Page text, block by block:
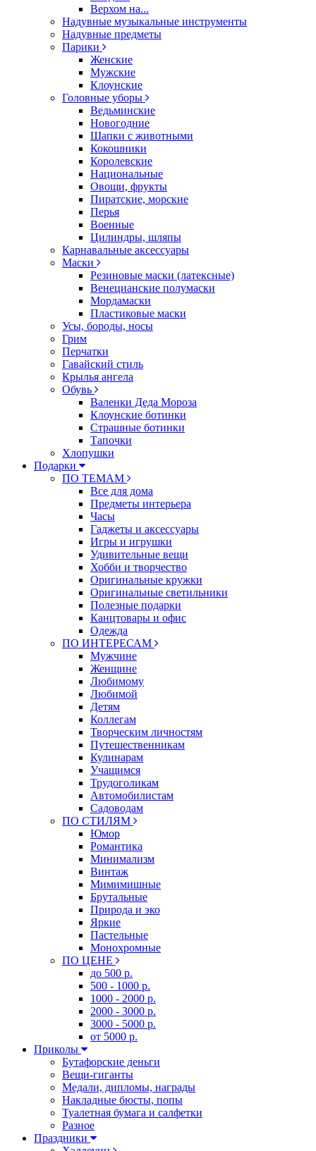
Верхом на...
Надувные музыкальные инструменты
Надувные предметы
Парики
Женские
Мужские
Клоунские
Головные уборы
Ведьминские
Новогодние
Шапки с животными
Кокошники
Королевские
Национальные
Овощи, фрукты
Пиратские, морские
Перья
Военные
Цилиндры, шляпы
Карнавальные аксессуары
Маски
Резиновые маски (латексные)
Венецианские полумаски
Мордамаски
Пластиковые маски
Усы, бороды, носы
Грим
Перчатки
Гавайский стиль
Крылья ангела
Обувь
Валенки Деда Мороза
Клоунские ботинки
Страшные ботинки
Тапочки
Хлопушки
Подарки
ПО ТЕМАМ
Все для дома
Предметы интерьера
Часы
Гаджеты и аксессуары
Игры и игрушки
Удивительные вещи
Хобби и творчество
Оригинальные кружки
Оригинальные светильники
Полезные подарки
Канцтовары и офис
Одежда
ПО ИНТЕРЕСАМ
Мужчине
Женщине
Любимому
Любимой
Детям
Коллегам
Творческим личностям
Путешественникам
Кулинарам
Учащимся
Трудоголикам
Автомобилистам
Садоводам
ПО СТИЛЯМ
Юмор
Романтика
Минимализм
Винтаж
Мимимишные
Брутальные
Природа и эко
Яркие
Пастельные
Монохромные
ПО ЦЕНЕ
до 500 р.
500 - 1000 р.
1000 - 2000 р.
2000 - 3000 р.
3000 - 5000 р.
от 5000 р.
Приколы
Бутафорские деньги
Вещи-гиганты
Медали, дипломы, награды
Накладные бюсты, попы
Туалетная бумага и салфетки
Разное
Праздники